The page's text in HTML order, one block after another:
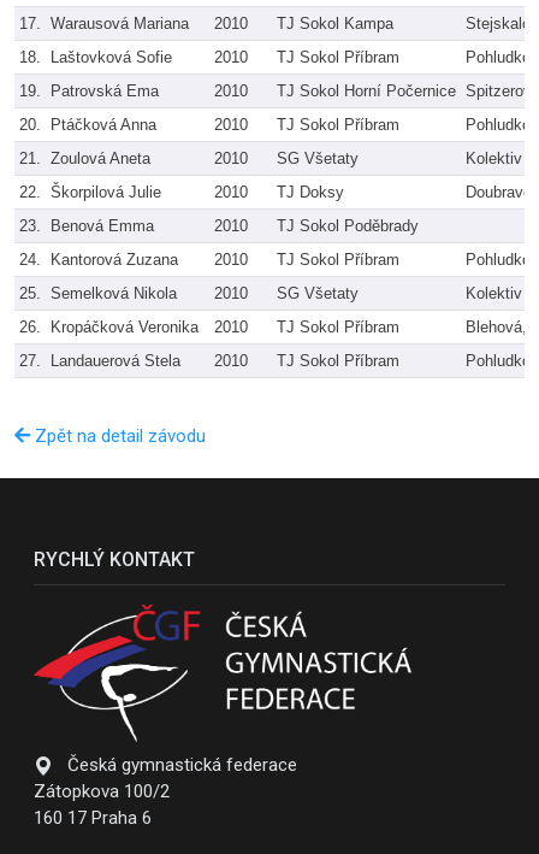
17. Warausová Mariana 2010 TJ Sokol Kampa
18.
Laštovková Sofie 2010 TJ Sokol Příbram
19.
Patrovská Ema 2010 TJ Sokol Horní Počernice
20.
Ptáčková Anna 2010 TJ Sokol Příbram
21. Zoulová Aneta 2010 SG Všetaty
Kolektiv
22. Škorpilová Julie 2010 TJ Doksy
23.
Benová Emma 2010
TJ Sokol Poděbrady
24.
Kantorová Zuzana 2010 TJ Sokol Příbram
25. Semelková Nikola 2010 SG Všetaty
Kolektiv
26.
Kropáčková Veronika 2010 TJ Sokol Příbram
Blehová,
27.
Landauerová Stela 2010 TJ Sokol Příbram
Zpět na detail závodu
RYCHLÝ KONTAKT
Česká gymnastická federace
Zátopkova 100/2
160 17 Praha 6